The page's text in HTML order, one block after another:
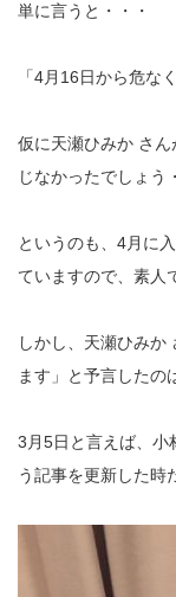
単に言うと・・・
「4月16日から危な
仮に天瀬ひみか さ
じなかったでしょう
というのも、4月に
ていますので、素人
しかし、天瀬ひみか
ます」と予言したの
3月5日と言えば、小
う記事を更新した時